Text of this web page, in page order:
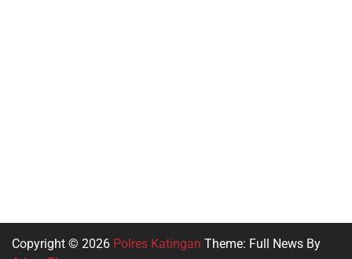
Copyright © 2026 Polres Katingan Theme: Full News By